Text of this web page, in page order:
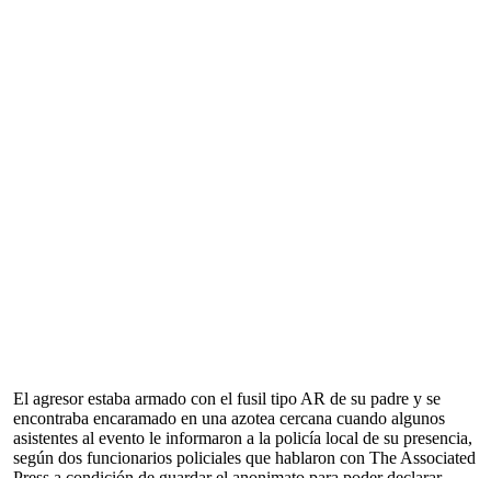
El agresor estaba armado con el fusil tipo AR de su padre y se
encontraba encaramado en una azotea cercana cuando algunos
asistentes al evento le informaron a la policía local de su presencia,
según dos funcionarios policiales que hablaron con The Associated